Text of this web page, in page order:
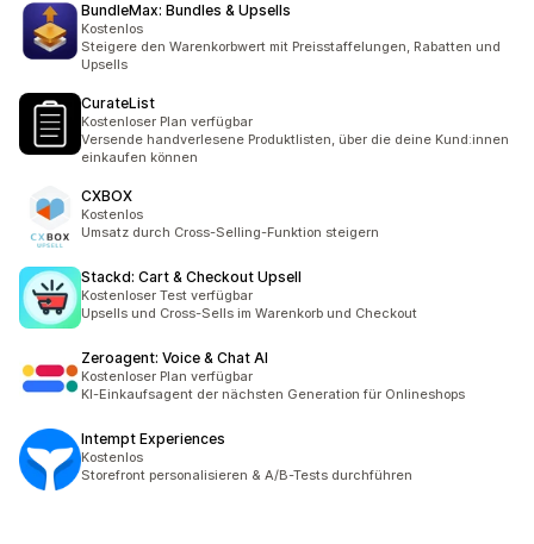
BundleMax: Bundles & Upsells
Kostenlos
Steigere den Warenkorbwert mit Preisstaffelungen, Rabatten und
Upsells
CurateList
Kostenloser Plan verfügbar
Versende handverlesene Produktlisten, über die deine Kund:innen
einkaufen können
CXBOX
Kostenlos
Umsatz durch Cross-Selling-Funktion steigern
Stackd: Cart & Checkout Upsell
Kostenloser Test verfügbar
Upsells und Cross-Sells im Warenkorb und Checkout
Zeroagent: Voice & Chat AI
Kostenloser Plan verfügbar
KI-Einkaufsagent der nächsten Generation für Onlineshops
Intempt Experiences
Kostenlos
Storefront personalisieren & A/B-Tests durchführen